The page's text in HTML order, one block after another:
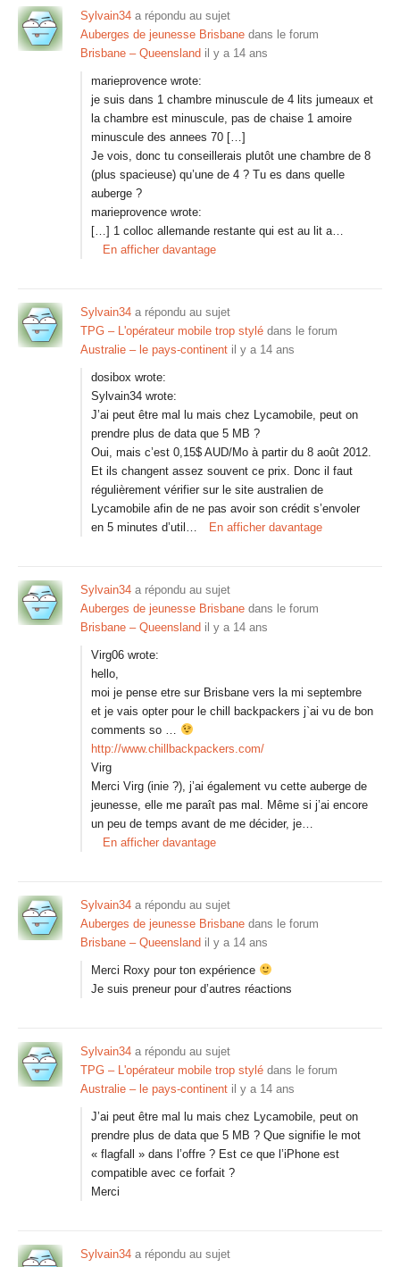
Sylvain34 a répondu au sujet
Auberges de jeunesse Brisbane dans le forum
Brisbane – Queensland il y a 14 ans
marieprovence wrote:
je suis dans 1 chambre minuscule de 4 lits jumeaux et
la chambre est minuscule, pas de chaise 1 amoire
minuscule des annees 70 […]
Je vois, donc tu conseillerais plutôt une chambre de 8
(plus spacieuse) qu’une de 4 ? Tu es dans quelle
auberge ?
marieprovence wrote:
[…] 1 colloc allemande restante qui est au lit a…
En afficher davantage
Sylvain34 a répondu au sujet
TPG – L'opérateur mobile trop stylé dans le forum
Australie – le pays-continent il y a 14 ans
dosibox wrote:
Sylvain34 wrote:
J’ai peut être mal lu mais chez Lycamobile, peut on
prendre plus de data que 5 MB ?
Oui, mais c’est 0,15$ AUD/Mo à partir du 8 août 2012.
Et ils changent assez souvent ce prix. Donc il faut
régulièrement vérifier sur le site australien de
Lycamobile afin de ne pas avoir son crédit s’envoler
en 5 minutes d’util…
En afficher davantage
Sylvain34 a répondu au sujet
Auberges de jeunesse Brisbane dans le forum
Brisbane – Queensland il y a 14 ans
Virg06 wrote:
hello,
moi je pense etre sur Brisbane vers la mi septembre
et je vais opter pour le chill backpackers j`ai vu de bon
comments so …
http://www.chillbackpackers.com/
Virg
Merci Virg (inie ?), j’ai également vu cette auberge de
jeunesse, elle me paraît pas mal. Même si j’ai encore
un peu de temps avant de me décider, je…
En afficher davantage
Sylvain34 a répondu au sujet
Auberges de jeunesse Brisbane dans le forum
Brisbane – Queensland il y a 14 ans
Merci Roxy pour ton expérience
Je suis preneur pour d’autres réactions
Sylvain34 a répondu au sujet
TPG – L'opérateur mobile trop stylé dans le forum
Australie – le pays-continent il y a 14 ans
J’ai peut être mal lu mais chez Lycamobile, peut on
prendre plus de data que 5 MB ? Que signifie le mot
« flagfall » dans l’offre ? Est ce que l’iPhone est
compatible avec ce forfait ?
Merci
Sylvain34 a répondu au sujet